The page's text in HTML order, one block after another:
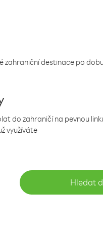
destinace po dobu
do zahraničí na pevnou
využíváte
Hledat